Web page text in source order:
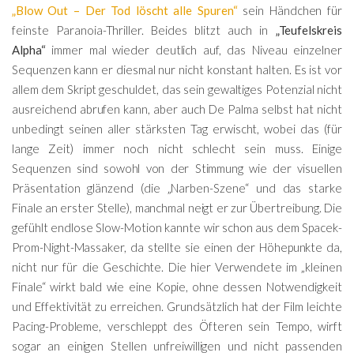
„Blow Out – Der Tod löscht alle Spuren“ sein Händchen für
feinste Paranoia-Thriller. Beides blitzt auch in
„Teufelskreis
Alpha“immer mal wieder deutlich auf, das Niveau einzelner
Sequenzen kann er diesmal nur nicht konstant halten. Es ist vor
allem dem Skript geschuldet, das sein gewaltiges Potenzial nicht
ausreichend abrufen kann, aber auch De Palma selbst hat nicht
unbedingt seinen aller stärksten Tag erwischt, wobei das (für
lange Zeit) immer noch nicht schlecht sein muss. Einige
Sequenzen sind sowohl von der Stimmung wie der visuellen
Präsentation glänzend (die „Narben-Szene“ und das starke
Finale an erster Stelle), manchmal neigt er zur Übertreibung. Die
gefühlt endlose Slow-Motion kannte wir schon aus dem Spacek-
Prom-Night-Massaker, da stellte sie einen der Höhepunkte da,
nicht nur für die Geschichte. Die hier Verwendete im „kleinen
Finale“ wirkt bald wie eine Kopie, ohne dessen Notwendigkeit
und Effektivität zu erreichen. Grundsätzlich hat der Film leichte
Pacing-Probleme, verschleppt des Öfteren sein Tempo, wirft
sogar an einigen Stellen unfreiwilligen und nicht passenden